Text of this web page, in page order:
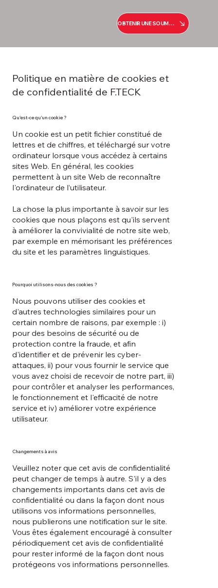
OBTENIR UNE SOUMISSION
Politique en matière de cookies et
de confidentialité de F.TECK
Qu'est-ce qu'un cookie ?
Un cookie est un petit fichier constitué de
lettres et de chiffres, et téléchargé sur votre
ordinateur lorsque vous accédez à certains
sites Web. En général, les cookies
permettent à un site Web de reconnaître
l'ordinateur de l’utilisateur.
La chose la plus importante à savoir sur les
cookies que nous plaçons est qu'ils servent
à améliorer la convivialité de notre site web,
par exemple en mémorisant les préférences
du site et les paramètres linguistiques.
Pourquoi utilisons-nous des cookies ?
Nous pouvons utiliser des cookies et
d'autres technologies similaires pour un
certain nombre de raisons, par exemple : i)
pour des besoins de sécurité ou de
protection contre la fraude, et afin
d'identifier et de prévenir les cyber-
attaques, ii) pour vous fournir le service que
vous avez choisi de recevoir de notre part, iii)
pour contrôler et analyser les performances,
le fonctionnement et l'efficacité de notre
service et iv) améliorer votre expérience
utilisateur.
Changements à avis
Veuillez noter que cet avis de confidentialité
peut changer de temps à autre. S'il y a des
changements importants dans cet avis de
confidentialité ou dans la façon dont nous
utilisons vos informations personnelles,
nous publierons une notification sur le site.
Vous êtes également encouragé à consulter
périodiquement cet avis de confidentialité
pour rester informé de la façon dont nous
protégeons vos informations personnelles.